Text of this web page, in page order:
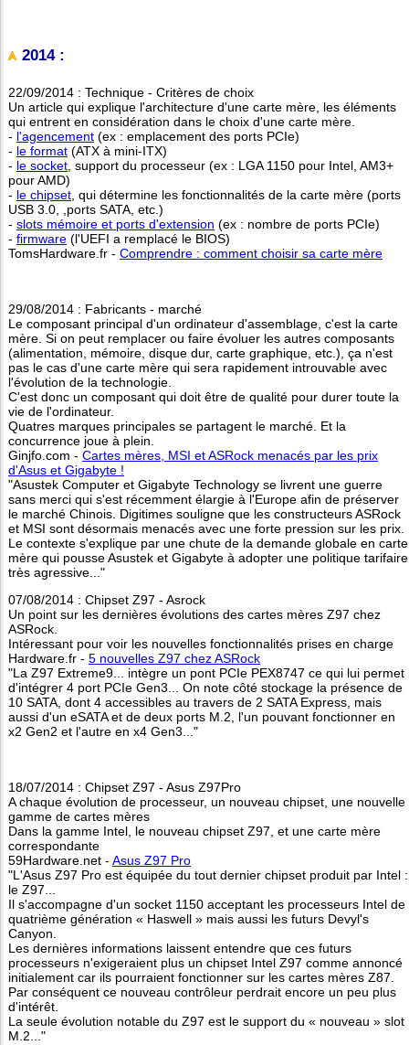
2014 :
22/09/2014 : Technique - Critères de choix
Un article qui explique l'architecture d'une carte mère, les éléments
qui entrent en considération dans le choix d'une carte mère.
- l'agencement (ex : emplacement des ports PCIe)
- le format (ATX à mini-ITX)
- le socket, support du processeur (ex : LGA 1150 pour Intel, AM3+
pour AMD)
- le chipset, qui détermine les fonctionnalités de la carte mère (ports
USB 3.0, ,ports SATA, etc.)
- slots mémoire et ports d'extension (ex : nombre de ports PCIe)
- firmware (l'UEFI a remplacé le BIOS)
TomsHardware.fr - Comprendre : comment choisir sa carte mère
29/08/2014 : Fabricants - marché
Le composant principal d'un ordinateur d'assemblage, c'est la carte
mère. Si on peut remplacer ou faire évoluer les autres composants
(alimentation, mémoire, disque dur, carte graphique, etc.), ça n'est
pas le cas d'une carte mère qui sera rapidement introuvable avec
l'évolution de la technologie.
C'est donc un composant qui doit être de qualité pour durer toute la
vie de l'ordinateur.
Quatres marques principales se partagent le marché. Et la
concurrence joue à plein.
Ginjfo.com - Cartes mères, MSI et ASRock menacés par les prix
d'Asus et Gigabyte !
"Asustek Computer et Gigabyte Technology se livrent une guerre
sans merci qui s'est récemment élargie à l'Europe afin de préserver
le marché Chinois. Digitimes souligne que les constructeurs ASRock
et MSI sont désormais menacés avec une forte pression sur les prix.
Le contexte s'explique par une chute de la demande globale en carte
mère qui pousse Asustek et Gigabyte à adopter une politique tarifaire
très agressive..."
07/08/2014 : Chipset Z97 - Asrock
Un point sur les dernières évolutions des cartes mères Z97 chez
ASRock.
Intéressant pour voir les nouvelles fonctionnalités prises en charge
Hardware.fr - 5 nouvelles Z97 chez ASRock
"La Z97 Extreme9... intègre un pont PCIe PEX8747 ce qui lui permet
d'intégrer 4 port PCIe Gen3... On note côté stockage la présence de
10 SATA, dont 4 accessibles au travers de 2 SATA Express, mais
aussi d'un eSATA et de deux ports M.2, l'un pouvant fonctionner en
x2 Gen2 et l'autre en x4 Gen3..."
18/07/2014 : Chipset Z97 - Asus Z97Pro
A chaque évolution de processeur, un nouveau chipset, une nouvelle
gamme de cartes mères
Dans la gamme Intel, le nouveau chipset Z97, et une carte mère
correspondante
59Hardware.net - Asus Z97 Pro
"L'Asus Z97 Pro est équipée du tout dernier chipset produit par Intel :
le Z97...
Il s'accompagne d'un socket 1150 acceptant les processeurs Intel de
quatrième génération « Haswell » mais aussi les futurs Devyl's
Canyon.
Les dernières informations laissent entendre que ces futurs
processeurs n'exigeraient plus un chipset Intel Z97 comme annoncé
initialement car ils pourraient fonctionner sur les cartes mères Z87.
Par conséquent ce nouveau contrôleur perdrait encore un peu plus
d'intérêt.
La seule évolution notable du Z97 est le support du « nouveau » slot
M.2..."